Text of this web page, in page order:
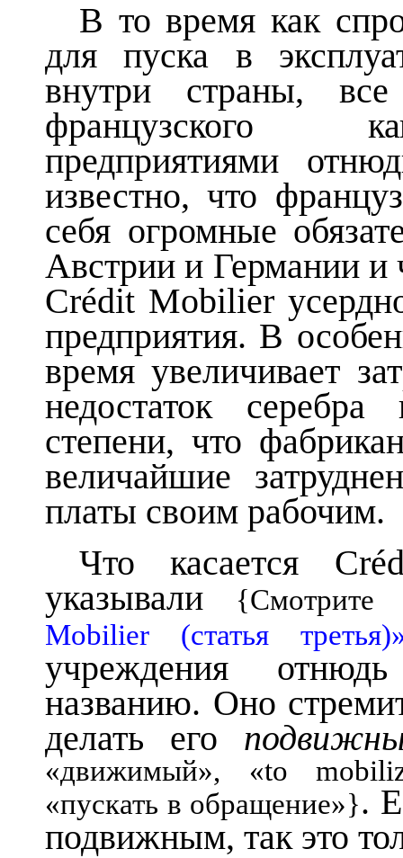
В то время как
для пуска в
внутри страны, все
французского
предприятиями
известно, что
себя огромные
Австрии и Германии и
Crédit Mobilier
предприятия. В
время увеличивает
недостаток
степени, что
величайшие
платы своим рабочим.
Что касается
указывали
Mobilier (статья
учреждения
названию. Оно
делать его
«движимый», «to
«пускать в обращение»}.
подвижным, так это